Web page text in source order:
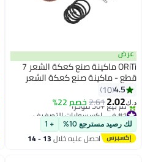
عرض
ORiTi ماكينة صنع كعكة الشعر 7
قطع - ماكينة صنع كعكة الشعر
على شكل حلقة مع 5 ربطات شعر،
20 دبوس شعر بني
4.5
10
د.ك‏2.02
2.61خصم 22%
#1 في إكسسوارات التصفيف
أقل سعر في 30 يوم
تم بيع +30 مؤخرًا
#1 في إكسسوارات التصفيف
لك رصيد مسترجع 10% + 1
احصل عليه خلال 13 - 14